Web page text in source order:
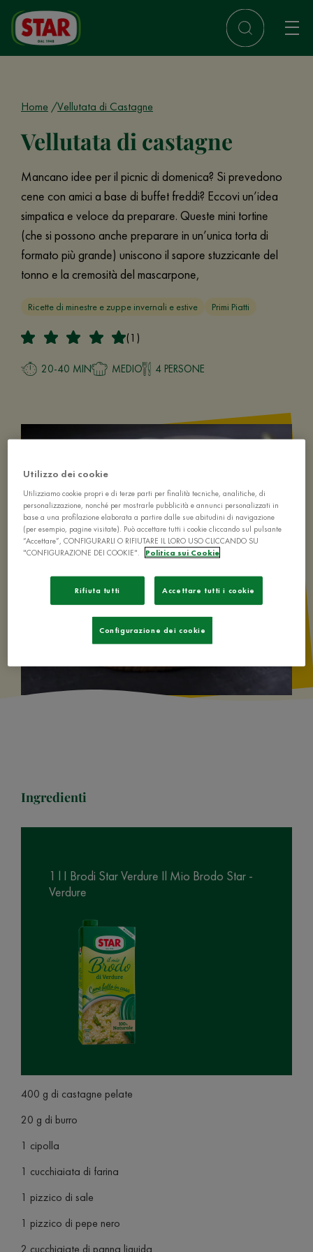
Home Vellutata di Castagne
Vellutata di castagne
Mancano idee per il picnic di domenica? Si prevedono
cene con amici a base di buffet freddi? Eccovi un’idea
simpatica e veloce da preparare. Queste mini tortine
(che si possono anche preparare in un’unica torta di
formato più grande) uniscono il sapore stuzzicante del
tonno e la cremosità del mascarpone,
Ricette di minestre e zuppe invernali e estive Primi Piatti
(1)
20-40 MIN MEDIO 4 PERSONE
Ingredienti
1 l I Brodi Star Verdure Il Mio Brodo Star -
Verdure
400 g di castagne pelate
20 g di burro
1 cipolla
1 cucchiaiata di farina
1 pizzico di sale
1 pizzico di pepe nero
2 cucchiaiate di panna liquida
Utilizzo dei cookie
Utilizziamo cookie propri e di terze parti per finalità tecniche, analitiche, di
personalizzazione, nonché per mostrarle pubblicità e annunci personalizzati in
base a una profilazione elaborata a partire dalle sue abitudini di navigazione
(per esempio, pagine visitate). Può accettare tutti i cookie cliccando sul pulsante
“Accettare”, CONFIGURARLI O RIFIUTARE IL LORO USO CLICCANDO SU
"CONFIGURAZIONE DEI COOKIE".
Politica sui Cookie
Rifiuta tutti Accettare tutti i cookie
Configurazione dei cookie